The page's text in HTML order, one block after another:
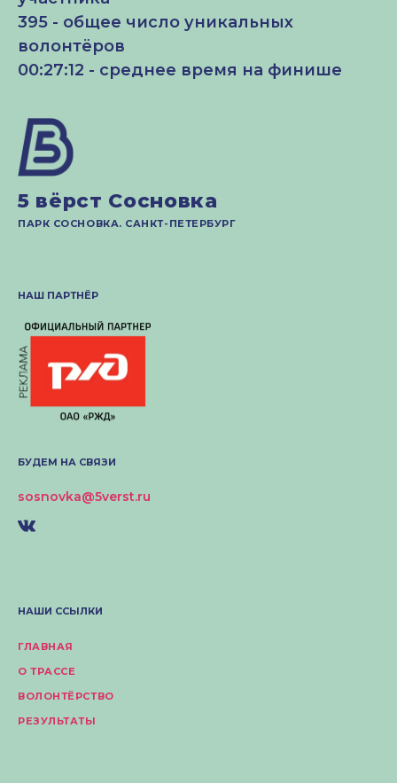
395 - общее число уникальных
волонтёров
00:27:12 - среднее время на финише
5 вёрст Сосновка
ПАРК СОСНОВКА. САНКТ-ПЕТЕРБУРГ
НАШ ПАРТНЁР
НАШИ ССЫЛКИ
ГЛАВНАЯ
О ТРАССЕ
ВОЛОНТЁРСТВО
РЕЗУЛЬТАТЫ
БУДЕМ НА СВЯЗИ
sosnovka@5verst.ru